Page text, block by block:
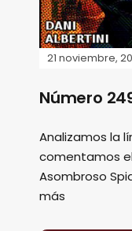
21 noviembre,
Número
Analizamos la
comentamos
Asombroso
más